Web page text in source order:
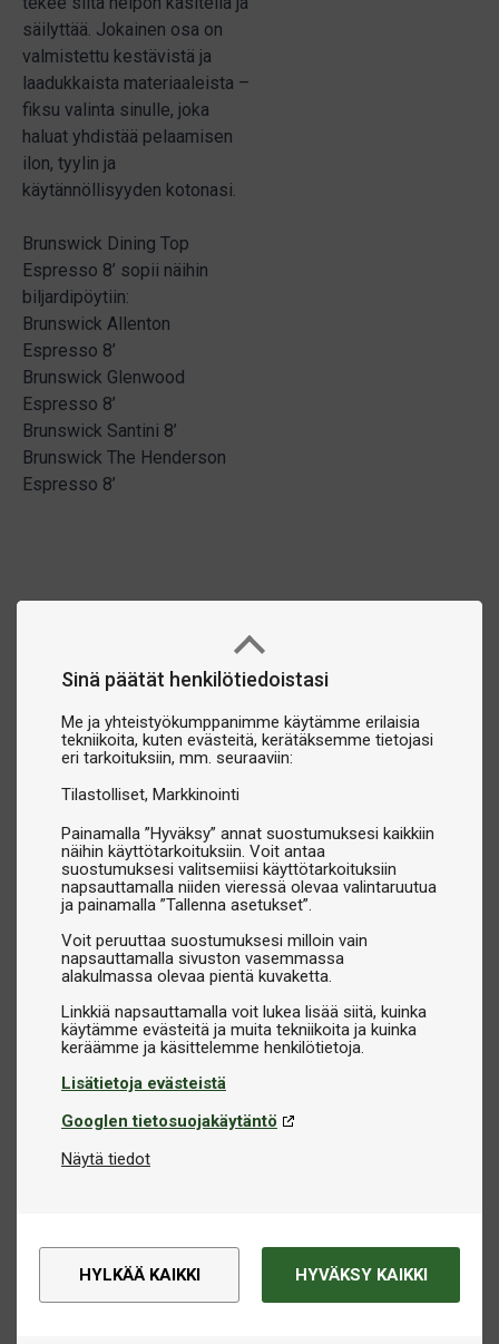
Sinä päätät henkilötiedoistasi
Me ja yhteistyökumppanimme käytämme erilaisia
tekniikoita, kuten evästeitä, kerätäksemme tietojasi
eri tarkoituksiin, mm. seuraaviin:
Tilastolliset Markkinointi
Painamalla ”Hyväksy” annat suostumuksesi kaikkiin
näihin käyttötarkoituksiin. Voit antaa
suostumuksesi valitsemiisi käyttötarkoituksiin
napsauttamalla niiden vieressä olevaa valintaruutua
ja painamalla ”Tallenna asetukset”.
Voit peruuttaa suostumuksesi milloin vain
napsauttamalla sivuston vasemmassa
alakulmassa olevaa pientä kuvaketta.
Linkkiä napsauttamalla voit lukea lisää siitä, kuinka
käytämme evästeitä ja muita tekniikoita ja kuinka
Lisätietoja evästeistä
Googlen tietosuojakäytäntö
Näytä tiedot
HYLKÄÄ KAIKKI HYVÄKSY KAIKKI
säilyttää. Jokainen osa on
valmistettu kestävistä ja
laadukkaista materiaaleista –
fiksu valinta sinulle, joka
haluat yhdistää pelaamisen
ilon, tyylin ja
käytännöllisyyden kotonasi.
Brunswick Dining Top
Espresso 8’ sopii näihin
biljardipöytiin:
Brunswick Allenton
Espresso 8’
Brunswick Glenwood
Espresso 8’
Brunswick Santini 8’
Brunswick The Henderson
Espresso 8’